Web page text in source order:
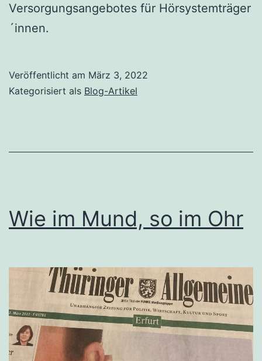
Versorgungsangebotes für Hörsystemträger
´innen.
Veröffentlicht am März 3, 2022
Kategorisiert als Blog-Artikel
Wie im Mund, so im Ohr